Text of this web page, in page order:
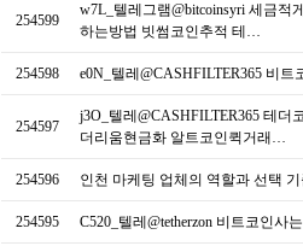
254599
w7L_텔레그램@bitcoinsyri 세금적
하는방법 빗썸코인추적 테…
254598 e0N_텔레@CASHFILTER365 비트
254597
j3O_텔레@CASHFILTER365 테더
더리움현금화 알트코인퀵거래…
254596 인천 마케팅 업체의 역할과 선택 기
254595 C520_텔레@tetherzon 비트코인사